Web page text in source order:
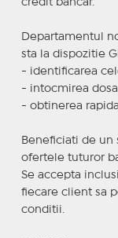
credit bancar.
Departamentul
sta la dispozitie
- identificarea
- intocmirea
- obtinerea
Beneficiati de un
ofertele tuturor
Se accepta
fiecare client sa
conditii.